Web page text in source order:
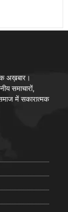
अख़बार।
समाचारों,
में सकारात्मक